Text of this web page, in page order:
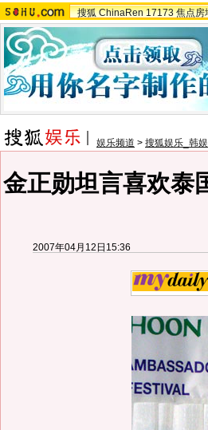
搜狐 ChinaRen 17173 焦点房
娱乐频道 > 搜狐娱乐_韩娱
金正勋坦言喜欢泰
2007年04月12日15:36